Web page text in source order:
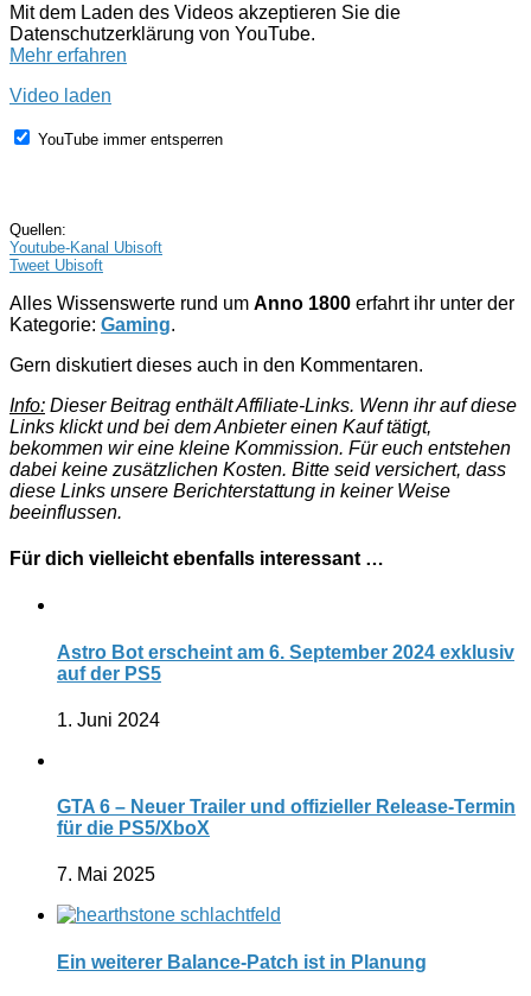
Mit dem Laden des Videos akzeptieren Sie die
Datenschutzerklärung von YouTube.
Mehr erfahren
Video laden
YouTube immer entsperren
Quellen:
Youtube-Kanal Ubisoft
Tweet Ubisoft
Alles Wissenswerte rund um Anno 1800 erfahrt ihr unter der
Kategorie: Gaming.
Gern diskutiert dieses auch in den Kommentaren.
Info: Dieser Beitrag enthält Affiliate-Links. Wenn ihr auf diese
Links klickt und bei dem Anbieter einen Kauf tätigt,
bekommen wir eine kleine Kommission. Für euch entstehen
dabei keine zusätzlichen Kosten. Bitte seid versichert, dass
diese Links unsere Berichterstattung in keiner Weise
beeinflussen.
Für dich vielleicht ebenfalls interessant …
Astro Bot erscheint am 6. September 2024 exklusiv
auf der PS5
1. Juni 2024
GTA 6 – Neuer Trailer und offizieller Release-Termin
für die PS5/XboX
7. Mai 2025
Ein weiterer Balance-Patch ist in Planung